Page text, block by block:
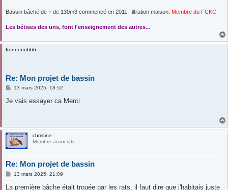
Bassin bâché de + de 130m3 commencé en 2011, filtration maison. Membre du FCKC
Les bétises des uns, font l'enseignement des autres...
Ironnono666
Re: Mon projet de bassin
M
s
13 mars 2025, 18:52
Je vais essayer ca Merci
christine
Membre associatif
Re: Mon projet de bassin
M
s
13 mars 2025, 21:09
La première bâche était trouée par les rats, il faut dire que j'habitais juste